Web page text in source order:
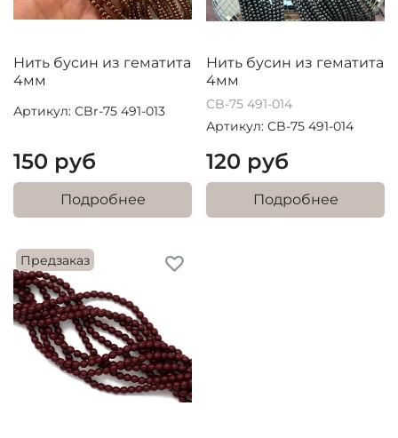
Нить бусин из гематита
4мм
Артикул: CBr-75 491-013
150 руб
Подробнее
Нить бусин из гематита
4мм
CB-75 491-014
Артикул: CB-75 491-014
120 руб
Подробнее
Предзаказ